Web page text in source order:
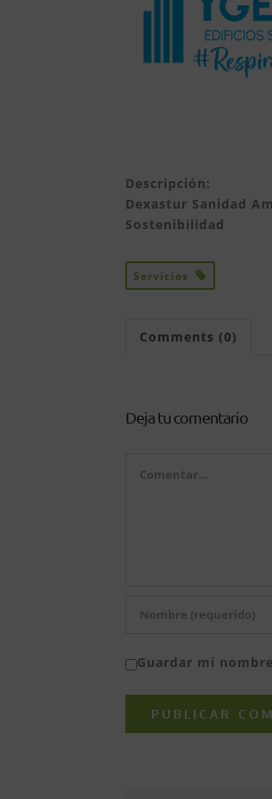
Descripción:
Dexastur Sanidad
Sostenibilidad
Servicios
Comments (0)
Deja tu comentario
Guardar mi